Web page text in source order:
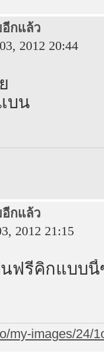
อีกแล้ว
2012 20:44
บน
อีกแล้ว
2012 21:15
ฟรีคิกแบบ
my-images/24/